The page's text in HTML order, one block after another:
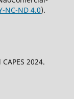
NC-ND 4.0).
2024.